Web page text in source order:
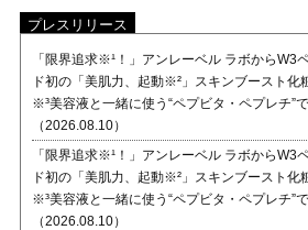
プレスリリース
「限界追求※¹！」アンレーベル ラボからW3
ド初の「美肌力、起動※²」スキンブースト化
※³美容液と一緒に使う“ペプビタ・ペプレチ”
（2026.08.10）
「限界追求※¹！」アンレーベル ラボからW3
ド初の「美肌力、起動※²」スキンブースト化
※³美容液と一緒に使う“ペプビタ・ペプレチ”
（2026.08.10）